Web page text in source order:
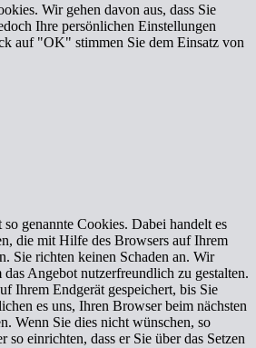
Wir gehen davon aus, dass Sie
Ihre persönlichen Einstellungen
auf "OK" stimmen Sie dem Einsatz von
genannte Cookies. Dabei handelt es
die mit Hilfe des Browsers auf Ihrem
Sie richten keinen Schaden an. Wir
Angebot nutzerfreundlich zu gestalten.
Ihrem Endgerät gespeichert, bis Sie
es uns, Ihren Browser beim nächsten
Wenn Sie dies nicht wünschen, so
so einrichten, dass er Sie über das Setzen